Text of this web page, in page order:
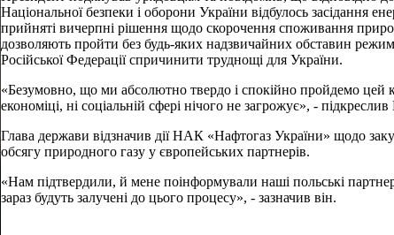
Національної безпеки і оборони України відбулось засідання
прийняті вичерпні рішення щодо скорочення споживання
дозволяють пройти без будь-яких надзвичайних обставин режим
Російської Федерації спричинити труднощі для України.
«Безумовно, що ми абсолютно твердо і спокійно пройдемо цей
економіці, ні соціальній сфері нічого не загрожує», -
Глава держави відзначив дії НАК «Нафтогаз України» щодо
обсягу природного газу у європейських партнерів.
«Нам підтвердили, й мене поінформували наші польські
зараз будуть залучені до цього процесу», - зазначив він.